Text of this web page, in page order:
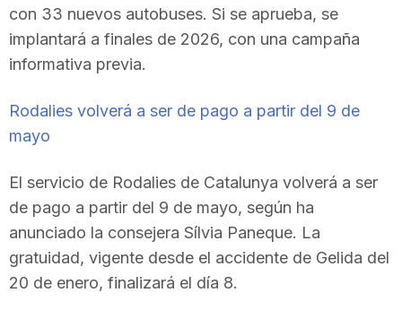
con 33 nuevos autobuses. Si se aprueba, se
implantará a finales de 2026, con una campaña
informativa previa.
Rodalies volverá a ser de pago a partir del 9 de
mayo
El servicio de Rodalies de Catalunya volverá a ser
de pago a partir del 9 de mayo, según ha
anunciado la consejera Sílvia Paneque. La
gratuidad, vigente desde el accidente de Gelida del
20 de enero, finalizará el día 8.